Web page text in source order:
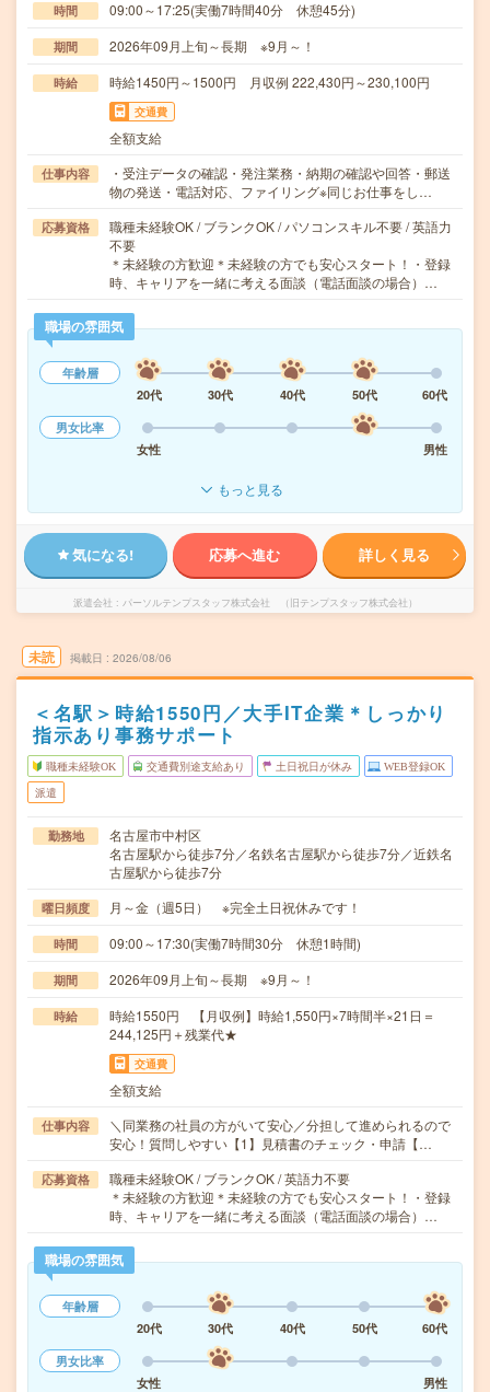
時間 09:00～17:25(実働7時間40分 休憩45分)
期間 2026年09月上旬～長期 ※9月～！
時給 時給1450円～1500円 月収例 222,430円～230,100円
交通費
全額支給
仕事内容
・受注データの確認・発注業務・納期の確認や回答・郵送
物の発送・電話対応、ファイリング※同じお仕事をし…
応募資格
職種未経験OK / ブランクOK / パソコンスキル不要 / 英語力
不要
＊未経験の方歓迎＊未経験の方でも安心スタート！・登録
時、キャリアを一緒に考える面談（電話面談の場合）…
職場の雰囲気
年齢層
20代
30代 40代 50代
60代
男女比率
女性
男性
もっと見る
気になる! 応募へ進む 詳しく見る
派遣会社 パーソルテンプスタッフ株式会社 （旧テンプスタッフ株式会社）
未読 掲載日 2026/08/06
＜名駅＞時給1550円／大手IT企業＊しっかり
指示あり事務サポート
職種未経験OK 交通費別途支給あり 土日祝日が休み WEB登録OK
派遣
勤務地
名古屋市中村区
名古屋駅から徒歩7分／名鉄名古屋駅から徒歩7分／近鉄名
古屋駅から徒歩7分
曜日頻度 月～金（週5日） ※完全土日祝休みです！
時間 09:00～17:30(実働7時間30分 休憩1時間)
期間 2026年09月上旬～長期 ※9月～！
時給
時給1550円 【月収例】時給1,550円×7時間半×21日＝
244,125円＋残業代★
交通費
全額支給
仕事内容
＼同業務の社員の方がいて安心／分担して進められるので
安心！質問しやすい【1】見積書のチェック・申請【…
応募資格
職種未経験OK / ブランクOK / 英語力不要
＊未経験の方歓迎＊未経験の方でも安心スタート！・登録
時、キャリアを一緒に考える面談（電話面談の場合）…
職場の雰囲気
年齢層
20代
30代 40代 50代
60代
男女比率
女性
男性